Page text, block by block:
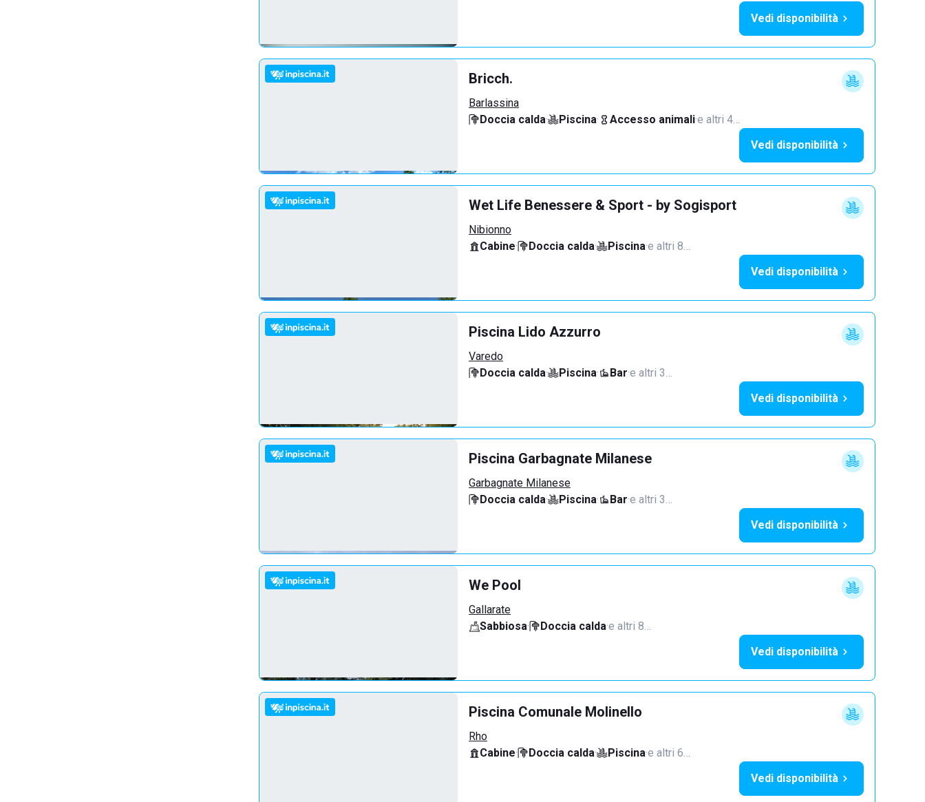
Vedi disponibilità
Bricch.
Barlassina
Doccia calda· Piscina· Accesso animali·e altri 4…
Vedi disponibilità
Wet Life Benessere & Sport - by Sogisport
Nibionno
Cabine· Doccia calda· Piscina·e altri 8…
Vedi disponibilità
Piscina Lido Azzurro
Varedo
Doccia calda· Piscina· Bar·e altri 3…
Vedi disponibilità
Piscina Garbagnate Milanese
Garbagnate Milanese
Doccia calda· Piscina· Bar·e altri 3…
Vedi disponibilità
We Pool
Gallarate
Sabbiosa· Doccia calda·e altri 8…
Vedi disponibilità
Piscina Comunale Molinello
Rho
Cabine· Doccia calda· Piscina·e altri 6…
Vedi disponibilità